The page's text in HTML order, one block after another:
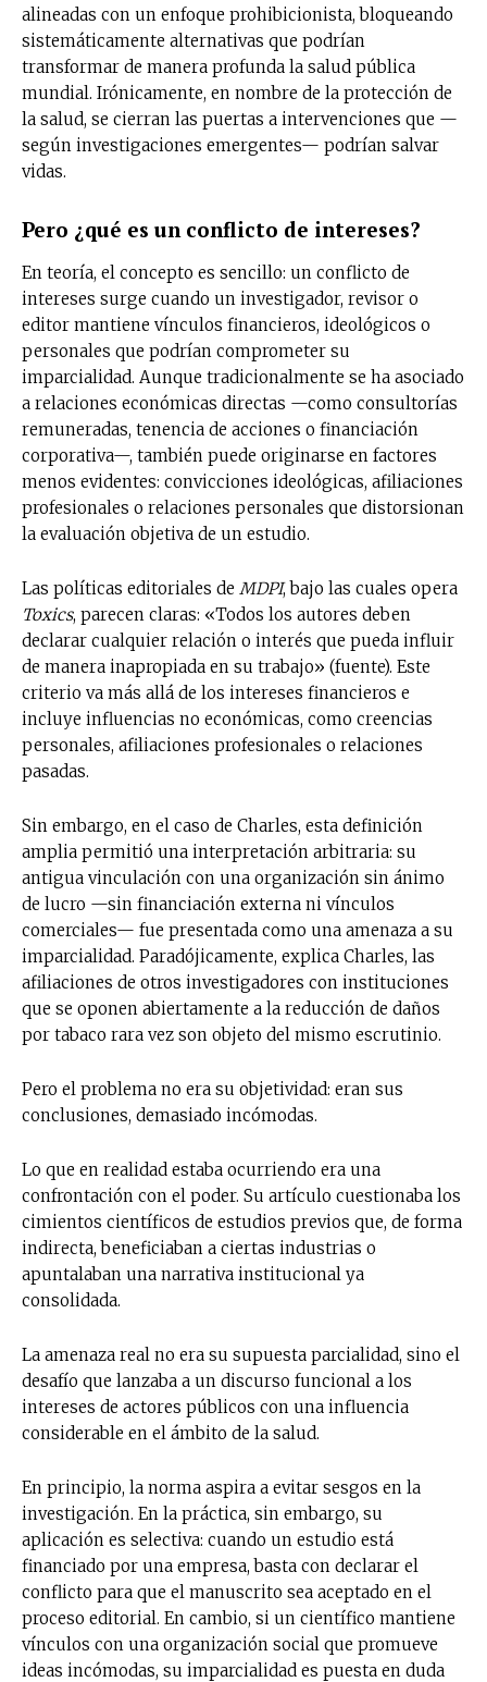
alineadas con un enfoque prohibicionista, bloqueando
sistemáticamente alternativas que podrían
transformar de manera profunda la salud pública
mundial. Irónicamente, en nombre de la protección de
la salud, se cierran las puertas a intervenciones que —
según investigaciones emergentes— podrían salvar
vidas.
Pero ¿qué es un conflicto de intereses?
En teoría, el concepto es sencillo: un conflicto de
intereses surge cuando un investigador, revisor o
editor mantiene vínculos financieros, ideológicos o
personales que podrían comprometer su
imparcialidad. Aunque tradicionalmente se ha asociado
a relaciones económicas directas —como consultorías
remuneradas, tenencia de acciones o financiación
corporativa—, también puede originarse en factores
menos evidentes: convicciones ideológicas, afiliaciones
profesionales o relaciones personales que distorsionan
la evaluación objetiva de un estudio.
Las políticas editoriales de MDPI, bajo las cuales opera
Toxics, parecen claras: «Todos los autores deben
declarar cualquier relación o interés que pueda influir
de manera inapropiada en su trabajo» (fuente). Este
criterio va más allá de los intereses financieros e
incluye influencias no económicas, como creencias
personales, afiliaciones profesionales o relaciones
pasadas.
Sin embargo, en el caso de Charles, esta definición
amplia permitió una interpretación arbitraria: su
antigua vinculación con una organización sin ánimo
de lucro —sin financiación externa ni vínculos
comerciales— fue presentada como una amenaza a su
imparcialidad. Paradójicamente, explica Charles, las
afiliaciones de otros investigadores con instituciones
que se oponen abiertamente a la reducción de daños
por tabaco rara vez son objeto del mismo escrutinio.
Pero el problema no era su objetividad: eran sus
conclusiones, demasiado incómodas.
Lo que en realidad estaba ocurriendo era una
confrontación con el poder. Su artículo cuestionaba los
cimientos científicos de estudios previos que, de forma
indirecta, beneficiaban a ciertas industrias o
apuntalaban una narrativa institucional ya
consolidada.
La amenaza real no era su supuesta parcialidad, sino el
desafío que lanzaba a un discurso funcional a los
intereses de actores públicos con una influencia
considerable en el ámbito de la salud.
En principio, la norma aspira a evitar sesgos en la
investigación. En la práctica, sin embargo, su
aplicación es selectiva: cuando un estudio está
financiado por una empresa, basta con declarar el
conflicto para que el manuscrito sea aceptado en el
proceso editorial. En cambio, si un científico mantiene
vínculos con una organización social que promueve
ideas incómodas, su imparcialidad es puesta en duda